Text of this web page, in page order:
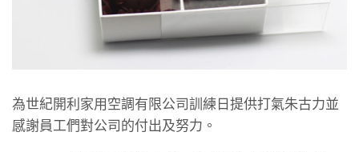
為世紀開利家用空調有限公司訓練日提供打氣朱古力並
感謝員工們對公司的付出及努力。